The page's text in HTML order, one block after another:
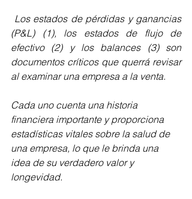
(P&L) (1), los estados de flujo de
efectivo (2) y los balances (3) son
documentos críticos que querrá revisar
al examinar una empresa a la venta.
Cada uno cuenta una historia
financiera importante y proporciona
estadísticas vitales sobre la salud de
una empresa, lo que le brinda una
idea de su verdadero valor y
longevidad.